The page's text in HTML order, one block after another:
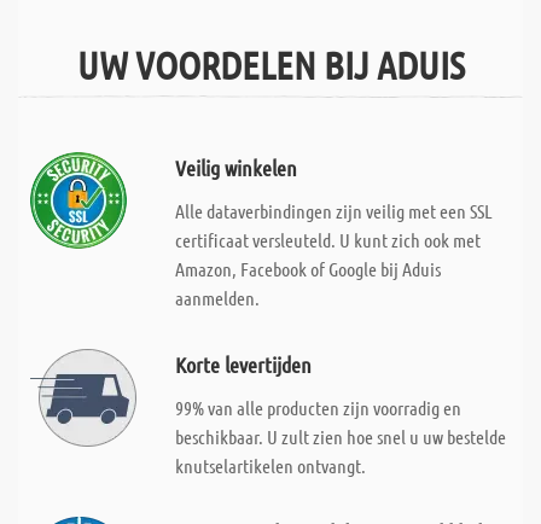
UW VOORDELEN BIJ ADUIS
Veilig winkelen
Alle dataverbindingen zijn veilig met een SSL
certificaat versleuteld. U kunt zich ook met
Amazon, Facebook of Google bij Aduis
aanmelden.
Korte levertijden
99% van alle producten zijn voorradig en
beschikbaar. U zult zien hoe snel u uw bestelde
knutselartikelen ontvangt.